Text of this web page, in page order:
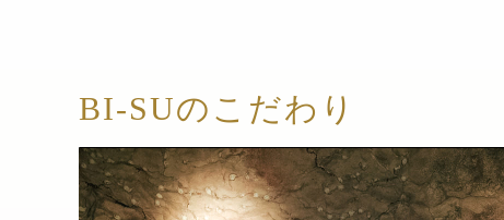
BI-SUのこだわり